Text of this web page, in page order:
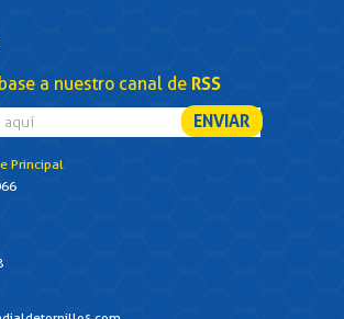
a nuestro canal de RSS
Principal